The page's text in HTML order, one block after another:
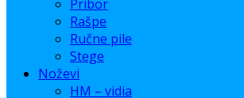
Pribor
Rašpe
Ručne pile
Stege
Noževi
HM – vidia